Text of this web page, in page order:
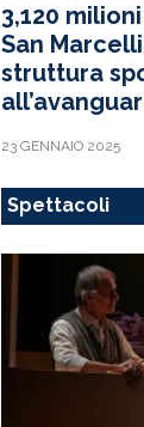
3,120
San
struttura
23 GENNAIO 2025
Spettacoli